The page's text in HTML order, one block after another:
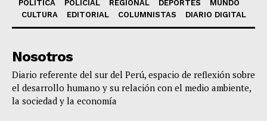
POLÍTICA POLICIAL REGIONAL DEPORTES
MUNDO
CULTURA
EDITORIAL COLUMNISTAS DIARIO DIGITAL
Nosotros
Diario referente del sur del Perú, espacio de reflexión sobre
el desarrollo humano y su relación con el medio ambiente,
la sociedad y la economía